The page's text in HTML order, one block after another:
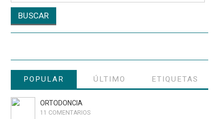
POPULAR ÚLTIMO ETIQUETAS
ORTODONCIA
11 COMENTARIOS